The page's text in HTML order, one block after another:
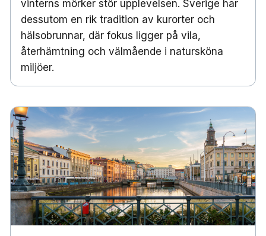
vinterns mörker stör upplevelsen. Sverige har
dessutom en rik tradition av kurorter och
hälsobrunnar, där fokus ligger på vila,
återhämtning och välmående i natursköna
miljöer.